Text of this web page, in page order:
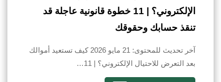
الإلكتروني؟ | 11 خطوة قانونية عاجلة قد
تنقذ حسابك وحقوقك
آخر تحديث للمحتوى: 21 مايو 2026 كيف تستعيد أموالك
بعد التعرض للاحتيال الإلكتروني؟ | 11…